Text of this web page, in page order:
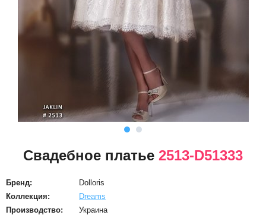
Свадебное платье 2513-D51333
Бренд:
Dolloris
Коллекция:
Dreams
Производство:
Украина